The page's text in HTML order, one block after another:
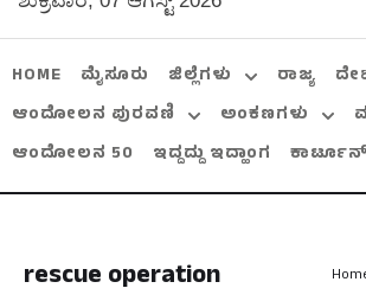
HOME ಮೈಸೂರು ಜಿಲ್ಲೆಗಳು ರಾಜ್ಯ
ಆಂದೋಲನ ಪುರವಣಿ
ಅಂಕಣಗಳು
ಆಂದೋಲನ 50
ಇದ್ದದ್ದು ಇದ್ಹಾಂಗ ಕಾರ್ಟೂನ್
rescue operation